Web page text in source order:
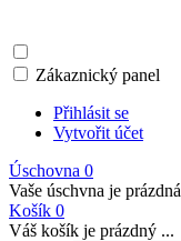
Zákaznický panel
Přihlásit se
Vytvořit účet
Úschovna 0
Vaše úschvna je prázdná
Košík 0
Váš košík je prázdný ...